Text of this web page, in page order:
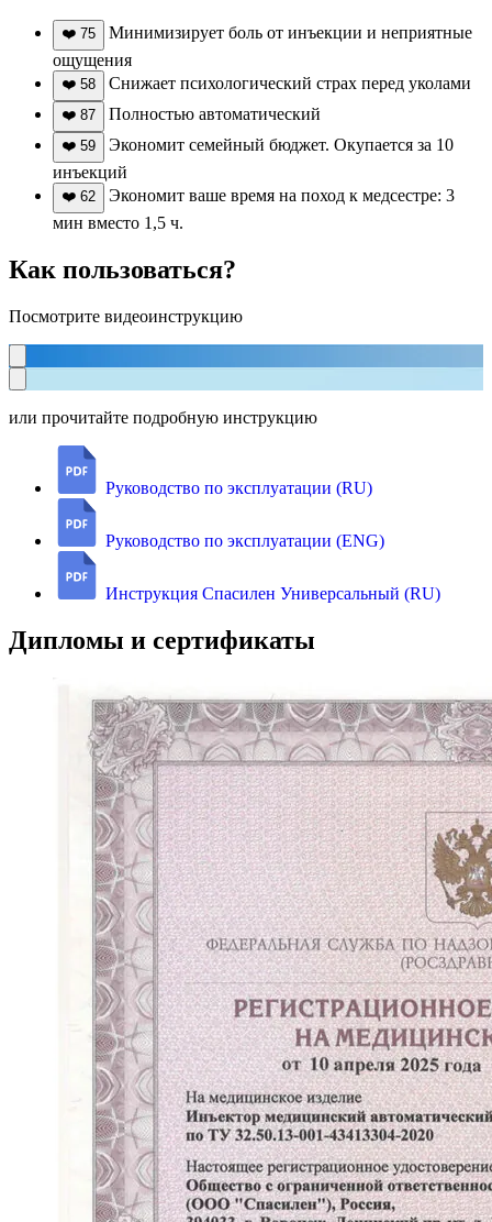
❤️ 75
Минимизирует боль от инъекции и неприятные
ощущения
❤️ 58 Снижает психологический страх перед уколами
❤️ 87 Полностью автоматический
❤️ 59
Экономит семейный бюджет. Окупается за 10
инъекций
❤️ 62
Экономит ваше время на поход к медсестре: 3
мин вместо 1,5 ч.
Как пользоваться?
Посмотрите видеоинструкцию
или прочитайте подробную инструкцию
Руководство по эксплуатации (RU)
Руководство по эксплуатации (ENG)
Инструкция Спасилен Универсальный (RU)
Дипломы и сертификаты